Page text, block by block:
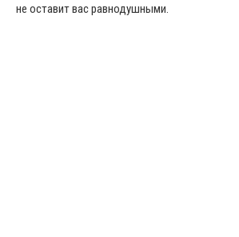
не оставит вас равнодушными.